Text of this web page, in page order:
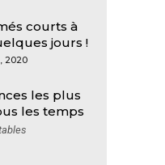
courts à
jours !
2020
les plus
les temps